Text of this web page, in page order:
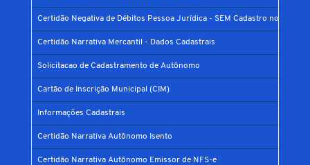
Certidão Negativa de Débitos Pessoa Jurídica - SEM Cadastro no
Certidão Narrativa Mercantil - Dados Cadastrais
Solicitacao de Cadastramento de Autônomo
Cartão de Inscrição Municipal (CIM)
Informações Cadastrais
Certidão Narrativa Autônomo Isento
Certidão Narrativa Autônomo Emissor de NFS-e